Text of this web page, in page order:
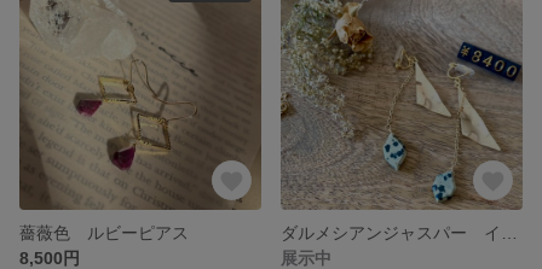
薔薇色 ルビーピアス
8,500円
展示中